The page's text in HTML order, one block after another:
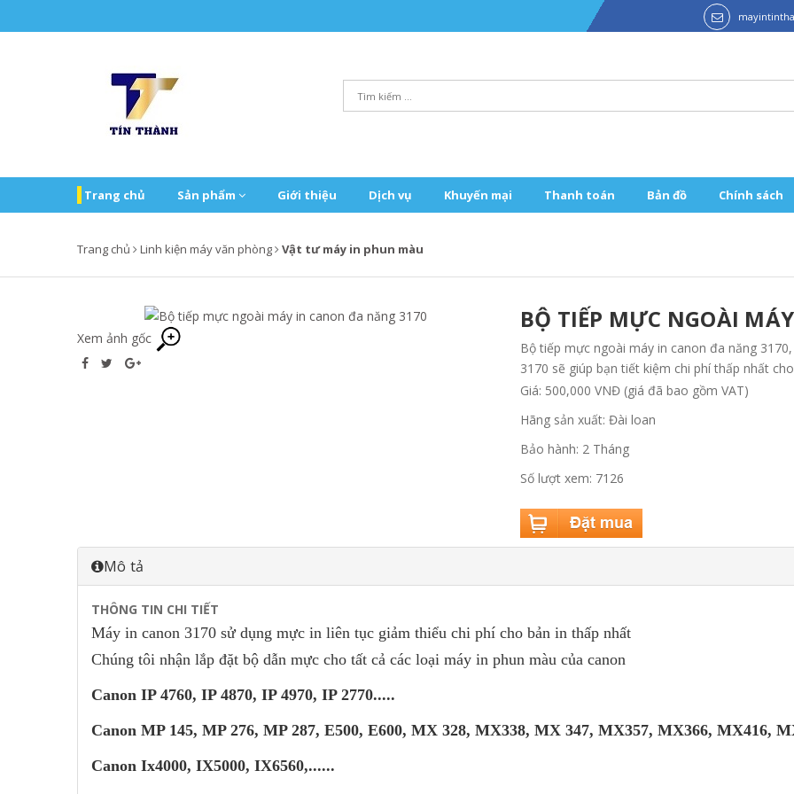
Trang chủ Sản phẩm Giới thiệu Dịch vụ Khuyến mại Thanh toán Bản đồ Chính sách
Trang chủ Linh kiện máy văn phòng Vật tư máy in phun màu
Xem ảnh gốc
BỘ TIẾP MỰC NGOÀI
Bộ tiếp mực ngoài máy in canon đa năng
3170 sẽ giúp bạn tiết kiệm chi phí thấp nhất
Giá: 500,000 VNĐ (giá đã bao gồm VAT)
Hãng sản xuất: Đài loan
Bảo hành: 2 Tháng
Số lượt xem: 7126
Mô tả
THÔNG TIN CHI TIẾT
Máy in canon 3170 sử dụng mực in liên tục giảm thiểu chi phí cho bản in thấp nhất
Chúng tôi nhận lắp đặt bộ dẫn mực cho tất cả các loại máy in phun màu của canon
Canon IP 4760, IP 4870, IP 4970, IP 2770.....
Canon MP 145, MP 276, MP 287, E500, E600, MX 328, MX338, MX 347, MX357, MX366, MX416,
Canon Ix4000, IX5000, IX6560,......